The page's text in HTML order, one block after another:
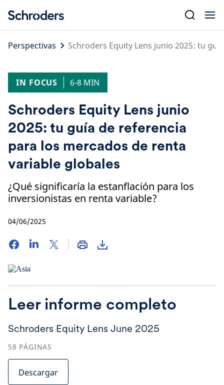
content
Perspectivas
Schroders Equity Lens junio 2025: tu
IN FOCUS 6-8 MIN
Schroders Equity Lens junio
2025: tu guía de referencia
para los mercados de renta
variable globales
¿Qué significaría la estanflación para los
inversionistas en renta variable?
04/06/2025
Leer informe completo
Schroders Equity Lens June 2025
58 PÁGINAS
Descargar